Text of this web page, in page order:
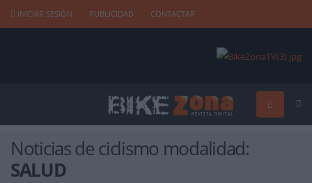
INICIAR SESIÓN PUBLICIDAD CONTACTAR
Noticias de ciclismo modalidad:
SALUD